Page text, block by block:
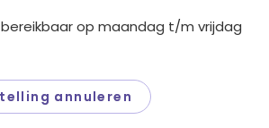
op maandag t/m vrijdag
annuleren